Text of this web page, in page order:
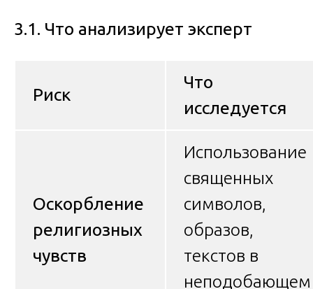
3.1. Что анализирует эксперт
Риск
Что
исследуется
Оскорбление
религиозных
чувств
Использование
священных
символов,
образов,
текстов в
неподобающем